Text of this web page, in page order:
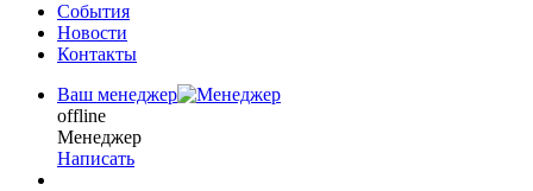
События
Новости
Контакты
Ваш менеджер
offline
Менеджер
Написать